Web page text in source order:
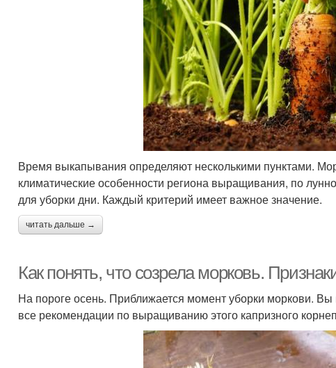
Время выкапывания определяют несколькими пунктами.
климатические особенности региона выращивания, по
для уборки дни. Каждый критерий имеет важное значение.
читать дальше →
Как понять, что созрела морковь.
На пороге осень. Приближается момент уборки моркови.
все рекомендации по выращиванию этого капризного